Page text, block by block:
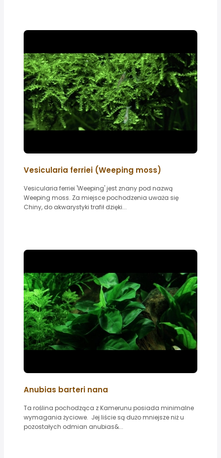
Vesicularia ferriei (Weeping moss)
Vesicularia ferriei 'Weeping' jest znany pod nazwą
Weeping moss. Za miejsce pochodzenia uważa się
Chiny, do akwarystyki trafił dzięki...
Anubias barteri nana
Ta roślina pochodząca z Kamerunu posiada minimalne
wymagania życiowe. Jej liście są dużo mniejsze niż u
pozostałych odmian anubias&...